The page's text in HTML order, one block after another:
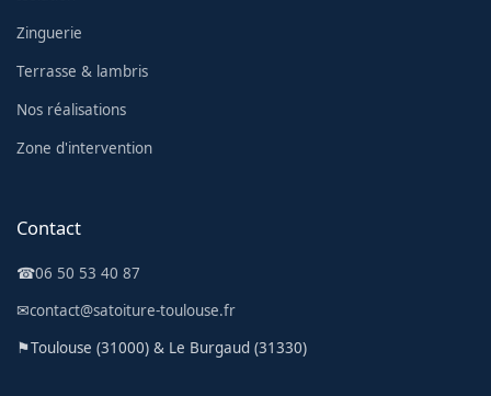
Zinguerie
Terrasse & lambris
Nos réalisations
Zone d'intervention
Contact
☎06 50 53 40 87
✉contact@satoiture-toulouse.fr
⚑Toulouse (31000) & Le Burgaud (31330)